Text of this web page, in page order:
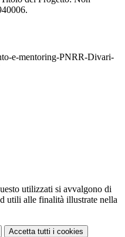
e-mentoring-PNRR-Divari-
utilizzati si avvalgono di
utili alle finalità illustrate nella
Accetta tutti i cookies